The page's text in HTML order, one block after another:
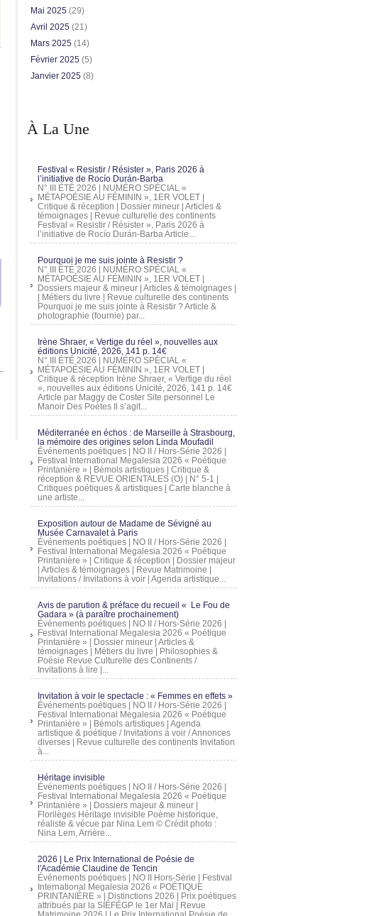
Mai 2025 (29)
Avril 2025 (21)
Mars 2025 (14)
Février 2025 (5)
Janvier 2025 (8)
À La Une
Festival « Resistir / Résister », Paris 2026 à
l’initiative de Rocío Durán-Barba
N° III ÉTÉ 2026 | NUMÉRO SPÉCIAL «
MÉTAPOÉSIE AU FÉMININ », 1ER VOLET |
Critique & réception | Dossier mineur | Articles &
témoignages | Revue culturelle des continents
Festival « Resistir / Résister », Paris 2026 à
l’initiative de Rocío Durán-Barba Article...
Pourquoi je me suis jointe à Resistir ?
N° III ÉTÉ 2026 | NUMÉRO SPÉCIAL «
MÉTAPOÉSIE AU FÉMININ », 1ER VOLET |
Dossiers majeur & mineur | Articles & témoignages |
| Métiers du livre | Revue culturelle des continents
Pourquoi je me suis jointe à Resistir ? Article &
photographie (fournie) par...
Irène Shraer, « Vertige du réel », nouvelles aux
éditions Unicité, 2026, 141 p. 14€
N° III ÉTÉ 2026 | NUMÉRO SPÉCIAL «
MÉTAPOÉSIE AU FÉMININ », 1ER VOLET |
Critique & réception Irène Shraer, « Vertige du réel
», nouvelles aux éditions Unicité, 2026, 141 p. 14€
Article par Maggy de Coster Site personnel Le
Manoir Des Poètes Il s’agit...
Méditerranée en échos : de Marseille à Strasbourg,
la mémoire des origines selon Linda Moufadil
Événements poétiques | NO II / Hors-Série 2026 |
Festival International Megalesia 2026 « Poétique
Printanière » | Bémols artistiques | Critique &
réception & REVUE ORIENTALES (O) | N° 5-1 |
Critiques poétiques & artistiques | Carte blanche à
une artiste...
Exposition autour de Madame de Sévigné au
Musée Carnavalet à Paris
Événements poétiques | NO II / Hors-Série 2026 |
Festival International Megalesia 2026 « Poétique
Printanière » | Critique & réception | Dossier majeur
| Articles & témoignages | Revue Matrimoine |
Invitations / Invitations à voir | Agenda artistique...
Avis de parution & préface du recueil « Le Fou de
Gadara » (à paraître prochainement)
Événements poétiques | NO II / Hors-Série 2026 |
Festival International Megalesia 2026 « Poétique
Printanière » | Dossier mineur | Articles &
témoignages | Métiers du livre | Philosophies &
Poésie Revue Culturelle des Continents /
Invitations à lire |...
Invitation à voir le spectacle : « Femmes en effets »
Événements poétiques | NO II / Hors-Série 2026 |
Festival International Megalesia 2026 « Poétique
Printanière » | Bémols artistiques | Agenda
artistique & poétique / Invitations à voir / Annonces
diverses | Revue culturelle des continents Invitation
à...
Héritage invisible
Événements poétiques | NO II / Hors-Série 2026 |
Festival International Megalesia 2026 « Poétique
Printanière » | Dossiers majeur & mineur |
Florilèges Héritage invisible Poème historique,
réaliste & vécue par Nina Lem © Crédit photo :
Nina Lem, Arrière...
2026 | Le Prix International de Poésie de
l'Académie Claudine de Tencin
Événements poétiques | NO II Hors-Série | Festival
International Megalesia 2026 « POÉTIQUE
PRINTANIÈRE » | Distinctions 2026 | Prix poétiques
attribués par la SIÉFÉGP le 1er Mai | Revue